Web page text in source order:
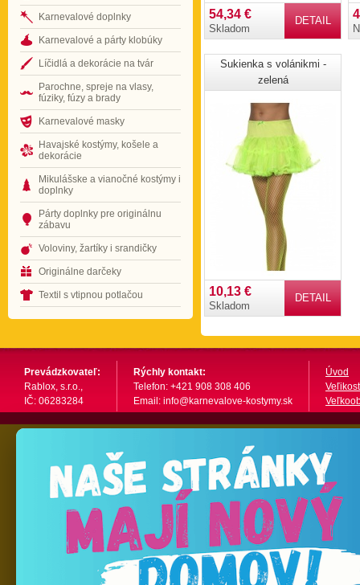
Karnevalové doplnky
Karnevalové a párty klobúky
Líčidlá a dekorácie na tvár
Parochne, spreje na vlasy,
fúziky, fúzy a brady
Karnevalové masky
Havajské kostýmy, košele a
dekorácie
Mikulášske a vianočné kostýmy i
doplnky
Párty doplnky pre originálnu
zábavu
Voloviny, žartíky i srandičky
Originálne darčeky
Textil s vtipnou potlačou
DETAIL
54,34 €
Skladom
Sukienka s volánikmi -
zelená
DETAIL
10,13 €
Skladom
Prevádzkovateľ:
Rablox, s.r.o.,
IČ: 06283284
Rýchly kontakt:
Telefon: +421 908 308 406
Email: info@karnevalove-kostymy.sk
Úvod